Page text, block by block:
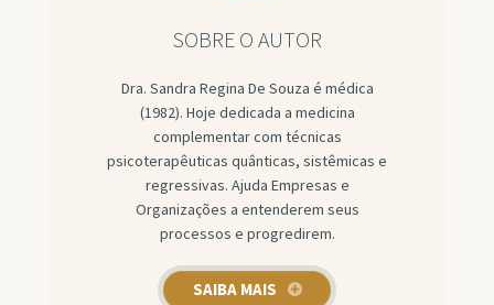
SOBRE O AUTOR
Dra. Sandra Regina De Souza é médica
(1982). Hoje dedicada a medicina
complementar com técnicas
psicoterapêuticas quânticas, sistêmicas e
regressivas. Ajuda Empresas e
Organizações a entenderem seus
processos e progredirem.
SAIBA MAIS